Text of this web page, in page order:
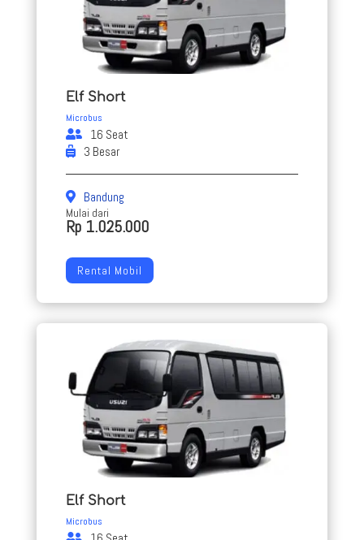
Elf Short
Microbus
16 Seat
3 Besar
Bandung
Mulai dari
Rp 1.025.000
Rental Mobil
Elf Short
Microbus